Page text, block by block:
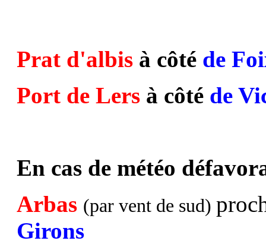
Prat d'albis à côté de
Port de Lers à côté de
En cas de météo
Arbas (par vent de sud)
Girons